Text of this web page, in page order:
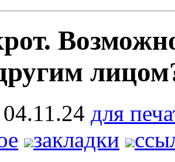
04.11.24 для
закладки